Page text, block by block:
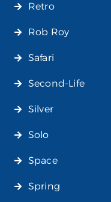
Retro
Rob Roy
Safari
Second-Life
Silver
Solo
Space
Spring